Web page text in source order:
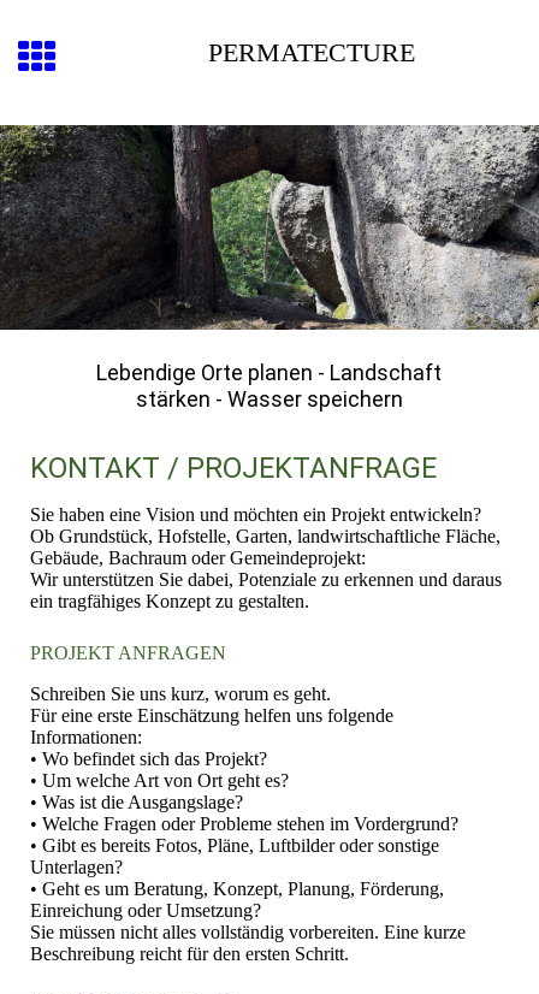
PERMATECTURE
Lebendige Orte planen - Landschaft
stärken - Wasser speichern
KONTAKT / PROJEKTANFRAGE
Sie haben eine Vision und möchten ein Projekt entwickeln?
Ob Grundstück, Hofstelle, Garten, landwirtschaftliche Fläche,
Gebäude, Bachraum oder Gemeindeprojekt:
Wir unterstützen Sie dabei, Potenziale zu erkennen und daraus
ein tragfähiges Konzept zu gestalten.
PROJEKT ANFRAGEN
Schreiben Sie uns kurz, worum es geht.
Für eine erste Einschätzung helfen uns folgende
Informationen:
• Wo befindet sich das Projekt?
• Um welche Art von Ort geht es?
• Was ist die Ausgangslage?
• Welche Fragen oder Probleme stehen im Vordergrund?
• Gibt es bereits Fotos, Pläne, Luftbilder oder sonstige
Unterlagen?
• Geht es um Beratung, Konzept, Planung, Förderung,
Einreichung oder Umsetzung?
Sie müssen nicht alles vollständig vorbereiten. Eine kurze
Beschreibung reicht für den ersten Schritt.